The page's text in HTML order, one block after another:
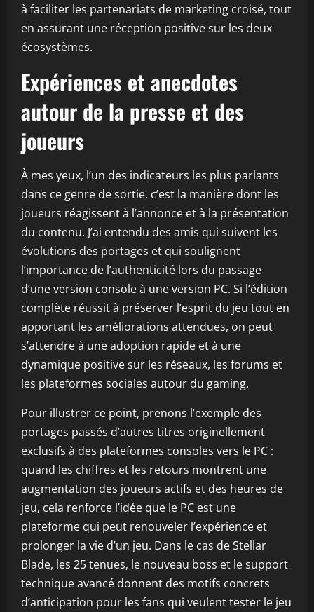
à faciliter les partenariats de marketing croisé, tout
en assurant une réception positive sur les deux
écosystèmes.
Expériences et anecdotes
autour de la presse et des
joueurs
À mes yeux, l’un des indicateurs les plus parlants
dans ce genre de sortie, c’est la manière dont les
joueurs réagissent à l’annonce et à la présentation
du contenu. J’ai entendu des amis qui suivent les
évolutions des portages et qui soulignent
l’importance de l’authenticité lors du passage
d’une version console à une version PC. Si l’édition
complète réussit à préserver l’esprit du jeu tout en
apportant les améliorations attendues, on peut
s’attendre à une adoption rapide et à une
dynamique positive sur les réseaux, les forums et
les plateformes sociales autour du gaming.
Pour illustrer ce point, prenons l’exemple des
portages passés d’autres titres originellement
exclusifs à des plateformes consoles vers le PC :
quand les chiffres et les retours montrent une
augmentation des joueurs actifs et des heures de
jeu, cela renforce l’idée que le PC est une
plateforme qui peut renouveler l’expérience et
prolonger la vie d’un jeu. Dans le cas de Stellar
Blade, les 25 tenues, le nouveau boss et le support
technique avancé donnent des motifs concrets
d’anticipation pour les fans qui veulent tester le jeu